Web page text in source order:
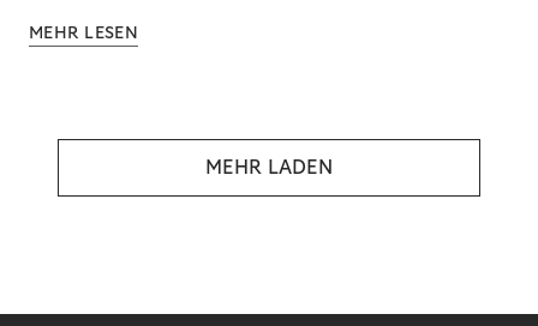
MEHR LESEN
MEHR LADEN